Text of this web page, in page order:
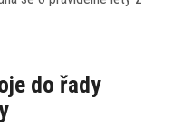
do řady